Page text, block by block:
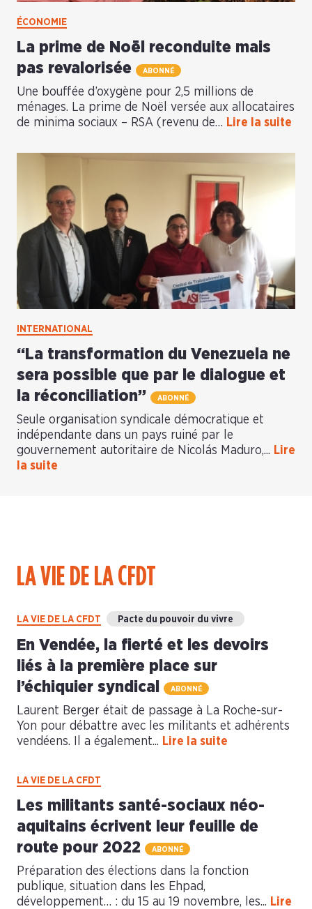
ÉCONOMIE
La prime de Noël reconduite mais
pas revalorisée
ABONNÉ
Une bouffée d’oxygène pour 2,5 millions de
ménages. La prime de Noël versée aux allocataires
de minima sociaux – RSA (revenu de… Lire la suite
INTERNATIONAL
“La transformation du Venezuela ne
sera possible que par le dialogue et
la réconciliation”
ABONNÉ
Seule organisation syndicale démocratique et
indépendante dans un pays ruiné par le
gouvernement autoritaire de Nicolás Maduro,... Lire
la suite
LA VIE DE LA CFDT
LA VIE DE LA CFDT Pacte du pouvoir du vivre
En Vendée, la fierté et les devoirs
liés à la première place sur
l’échiquier syndical
ABONNÉ
Laurent Berger était de passage à La Roche-sur-
Yon pour débattre avec les militants et adhérents
vendéens. Il a également... Lire la suite
LA VIE DE LA CFDT
Les militants santé-sociaux néo-
aquitains écrivent leur feuille de
route pour 2022
ABONNÉ
Préparation des élections dans la fonction
publique, situation dans les Ehpad,
développement… : du 15 au 19 novembre, les... Lire